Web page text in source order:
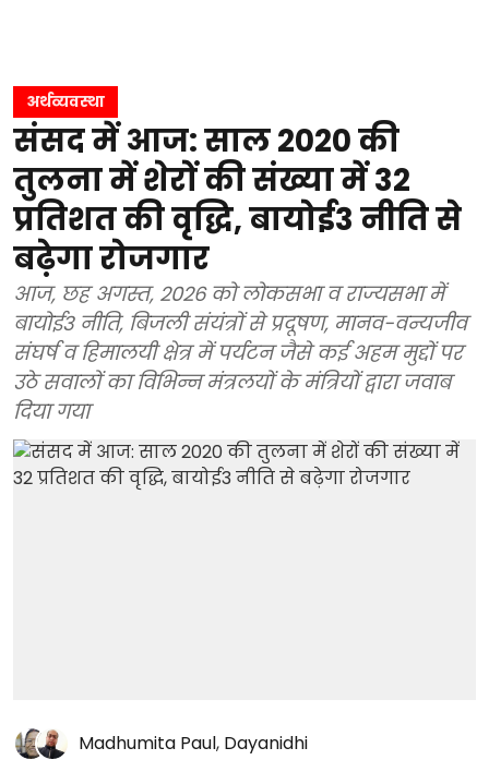
अर्थव्यवस्था
संसद में आज: साल 2020 की
तुलना में शेरों की संख्या में 32
प्रतिशत की वृद्धि, बायोई3 नीति से
बढ़ेगा रोजगार
आज, छह अगस्त, 2026 को लोकसभा व राज्यसभा में
बायोई3 नीति, बिजली संयंत्रों से प्रदूषण, मानव-वन्यजीव
संघर्ष व हिमालयी क्षेत्र में पर्यटन जैसे कई अहम मुद्दों पर
उठे सवालों का विभिन्न मंत्रलयों के मंत्रियों द्वारा जवाब
दिया गया
Madhumita Paul, Dayanidhi